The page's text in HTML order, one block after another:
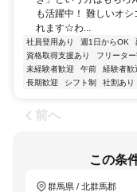
も活躍中！ 難しいオ
れます☆わ...
社員登用あり 週1日からOK
資格取得支援あり
フリータ
未経験者歓迎
午前 経験者歓
長期歓迎
シフト制 社割あり
前へ
この条
群馬県 / 北群馬郡